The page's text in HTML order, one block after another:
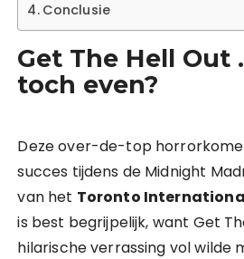
Conclusie
Get The Hell
toch even?
Deze over-de-top
succes tijdens de Midnight
van het Toronto
is best begrijpelijk, want Get
hilarische verrassing vol wilde